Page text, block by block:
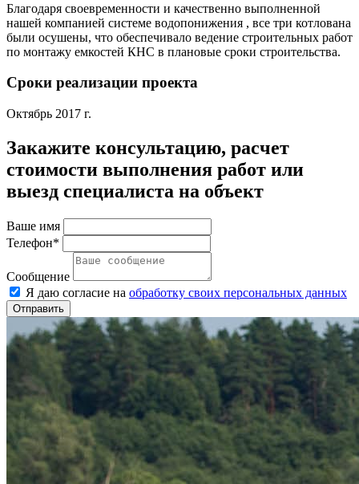
Благодаря своевременности и качественно выполненной
нашей компанией системе водопонижения , все три котлована
были осушены, что обеспечивало ведение строительных работ
по монтажу емкостей КНС в плановые сроки строительства.
Сроки реализации проекта
Октябрь 2017 г.
Закажите консультацию, расчет
стоимости выполнения работ или
выезд специалиста на объект
Ваше имя
Телефон*
Сообщение
Я даю согласие на обработку своих персональных данных
Отправить